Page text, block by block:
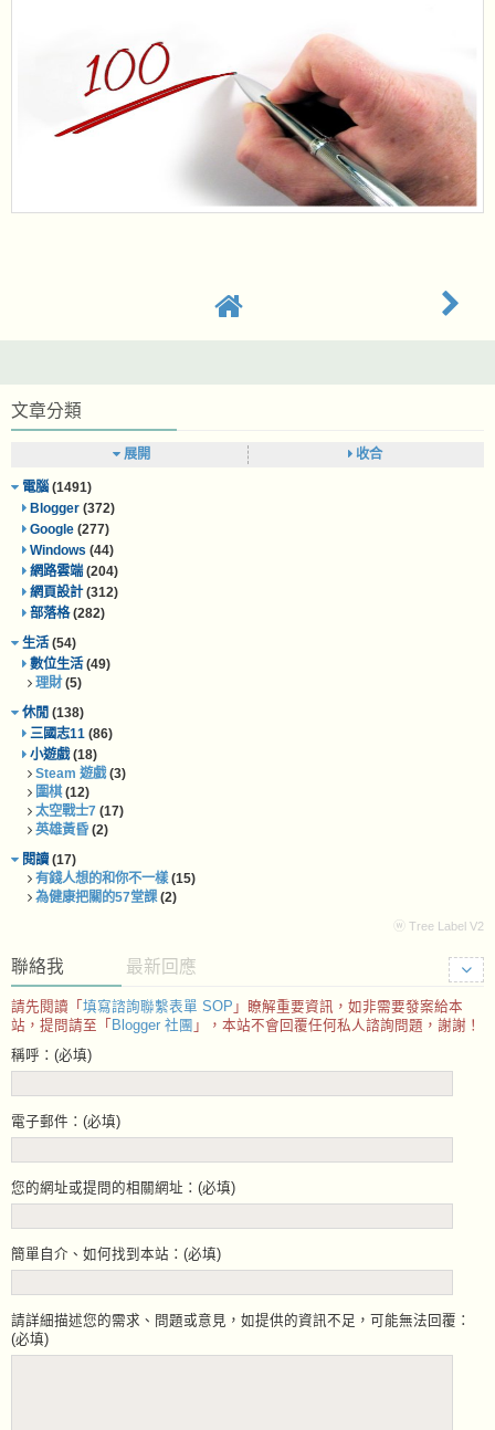
文章分類
展開 收合
電腦 (1491)
Blogger (372)
Google (277)
Windows (44)
網路雲端(204)
網頁設計(312)
部落格(282)
生活(54)
數位生活(49)
理財(5)
休閒 (138)
三國志11 (86)
小遊戲(18)
Steam 遊戲(3)
圍棋(12)
太空戰士7 (17)
英雄黃昏 (2)
閱讀 (17)
有錢人想的和你不一樣(15)
為健康把關的57堂課(2)
ⓦ Tree Label V2
聯絡我 最新回應
請先閱讀「 填寫諮詢聯繫表單 SOP 」瞭解重要資訊，如非需要發案給本
站，提問請至「 Blogger 社團 」，本站不會回覆任何私人諮詢問題，謝謝！
稱呼：(必填)
電子郵件：(必填)
您的網址或提問的相關網址：(必填)
簡單自介、如何找到本站：(必填)
請詳細描述您的需求、問題或意見，如提供的資訊不足，可能無法回覆：
(必填)